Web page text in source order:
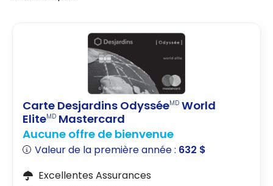
Carte Desjardins OdysséeMD World
EliteMD Mastercard
Aucune offre de bienvenue
Valeur de la première année : 632 $
Excellentes Assurances